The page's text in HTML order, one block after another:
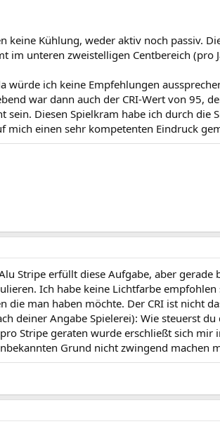
keine Kühlung, weder aktiv noch passiv.
im unteren zweistelligen Centbereich
würde ich keine Empfehlungen
war dann auch der CRI-Wert von 95,
sein. Diesen Spielkram habe ich durch
einen sehr kompetenten Eindruck
Stripe erfüllt diese Aufgabe, aber
Ich habe keine Lichtfarbe
die man haben möchte. Der CRI ist nicht
deiner Angabe Spielerei): Wie steuerst
Stripe geraten wurde erschließt sich
Grund nicht zwingend machen